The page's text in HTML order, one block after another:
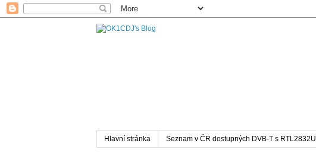
Hlavní stránka Seznam v ČR dostupných DVB-T s RTL2832U